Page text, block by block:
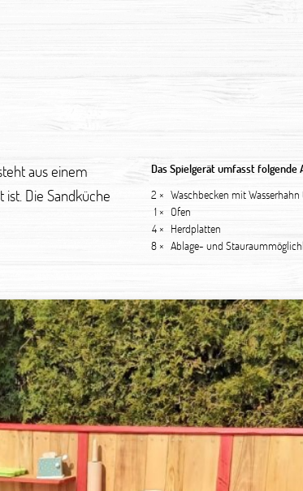
aus einem
Die Sandküche
Das Spielgerät umfasst folgende
2 × Waschbecken mit
1 × Ofen
4 × Herdplatten
8 × Ablage- und